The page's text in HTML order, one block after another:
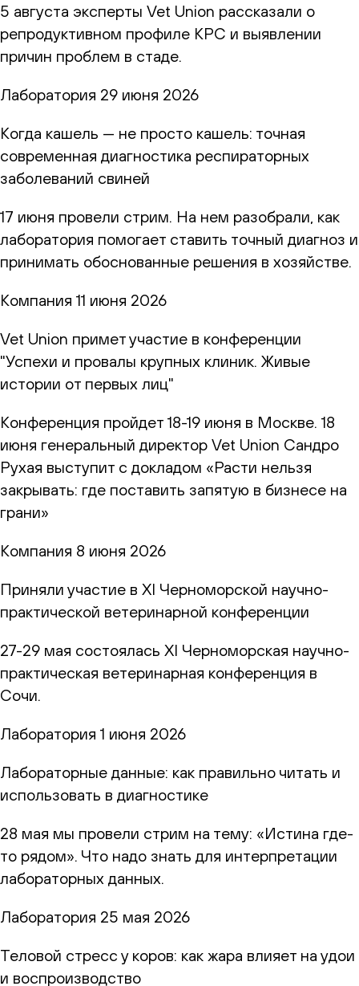
5 августа эксперты Vet Union рассказали о
репродуктивном профиле КРС и выявлении
причин проблем в стаде.
Лаборатория 29 июня 2026
Когда кашель — не просто кашель: точная
современная диагностика респираторных
заболеваний свиней
17 июня провели стрим. На нем разобрали, как
лаборатория помогает ставить точный диагноз и
принимать обоснованные решения в хозяйстве.
Компания 11 июня 2026
Vet Union примет участие в конференции
"Успехи и провалы крупных клиник. Живые
истории от первых лиц"
Конференция пройдет 18-19 июня в Москве. 18
июня генеральный директор Vet Union Сандро
Рухая выступит с докладом «Расти нельзя
закрывать: где поставить запятую в бизнесе на
грани»
Компания 8 июня 2026
Приняли участие в XI Черноморской научно-
практической ветеринарной конференции
27-29 мая состоялась XI Черноморская научно-
практическая ветеринарная конференция в
Сочи.
Лаборатория 1 июня 2026
Лабораторные данные: как правильно читать и
использовать в диагностике
28 мая мы провели стрим на тему: «Истина где-
то рядом». Что надо знать для интерпретации
лабораторных данных.
Лаборатория 25 мая 2026
Теловой стресс у коров: как жара влияет на удои
и воспроизводство